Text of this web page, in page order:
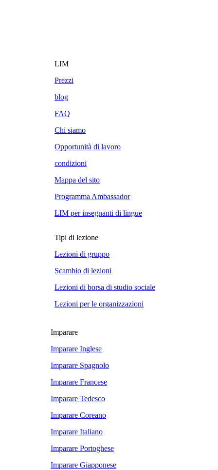
LIM
Prezzi
blog
FAQ
Chi siamo
Opportunità di lavoro
condizioni
Mappa del sito
Programma Ambassador
LIM per insegnanti di lingue
Tipi di lezione
Lezioni di gruppo
Scambio di lezioni
Lezioni di borsa di studio sociale
Lezioni per le organizzazioni
Imparare
Imparare Inglese
Imparare Spagnolo
Imparare Francese
Imparare Tedesco
Imparare Coreano
Imparare Italiano
Imparare Portoghese
Imparare Giapponese